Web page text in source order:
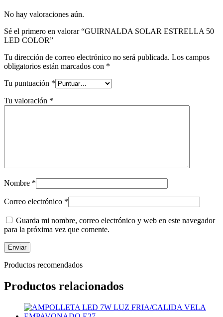
No hay valoraciones aún.
Sé el primero en valorar “GUIRNALDA SOLAR ESTRELLA 50
LED COLOR”
Tu dirección de correo electrónico no será publicada. Los campos
obligatorios están marcados con *
Tu puntuación *
Tu valoración *
Nombre *
Correo electrónico *
Guarda mi nombre, correo electrónico y web en este navegador
para la próxima vez que comente.
Productos recomendados
Productos relacionados